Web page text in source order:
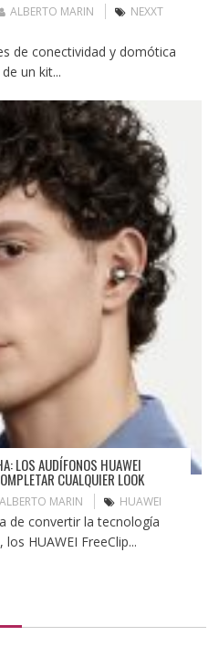
ALBERTO MARIN
NEXXT
de conectividad y domótica
un kit...
LOS AUDÍFONOS HUAWEI
CUALQUIER LOOK
ALBERTO MARIN HUAWEI
de convertir la tecnología
HUAWEI FreeClip...